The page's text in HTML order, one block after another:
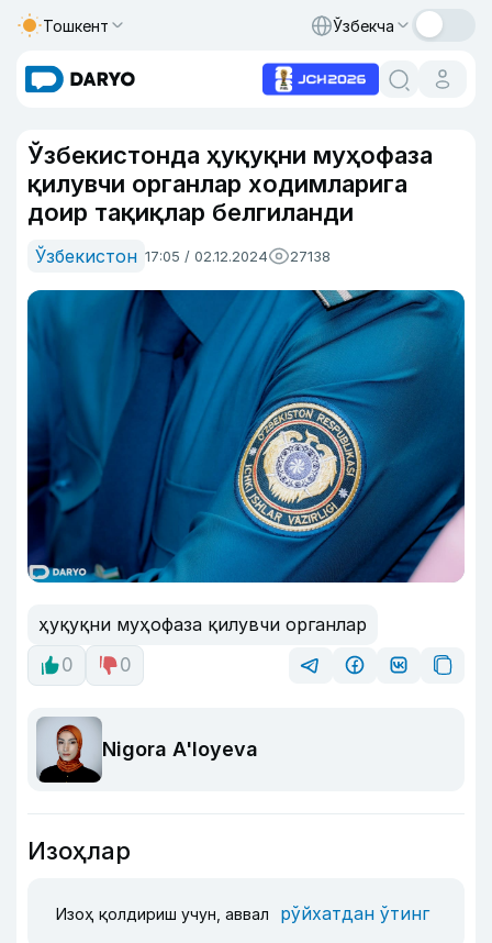
Тошкент Ўзбекча
Ўзбекистонда ҳуқуқни муҳофаза
қилувчи органлар ходимларига
доир тақиқлар белгиланди
Ўзбекистон 17:05 / 02.12.2024 27138
ҳуқуқни муҳофаза қилувчи органлар
0
0
Nigora A'loyeva
Изоҳлар
Изоҳ қолдириш учун, аввал рўйхатдан ўтинг